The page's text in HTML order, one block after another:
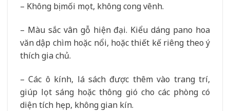
– Không bị mối mọt, không cong vênh.
– Màu sắc vân gỗ hiện đại. Kiểu dáng pano hoa
văn dập chìm hoặc nổi, hoặc thiết kế riêng theo ý
thích gia chủ.
– Các ô kính, lá sách được thêm vào trang trí,
giúp lọt sáng hoặc thông gió cho các phòng có
diện tích hẹp, không gian kín.